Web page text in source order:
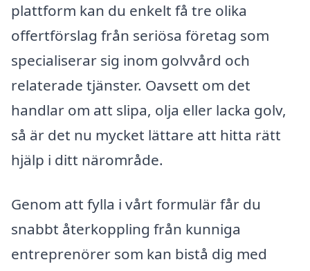
plattform kan du enkelt få tre olika
offertförslag från seriösa företag som
specialiserar sig inom golvvård och
relaterade tjänster. Oavsett om det
handlar om att slipa, olja eller lacka golv,
så är det nu mycket lättare att hitta rätt
hjälp i ditt närområde.
Genom att fylla i vårt formulär får du
snabbt återkoppling från kunniga
entreprenörer som kan bistå dig med